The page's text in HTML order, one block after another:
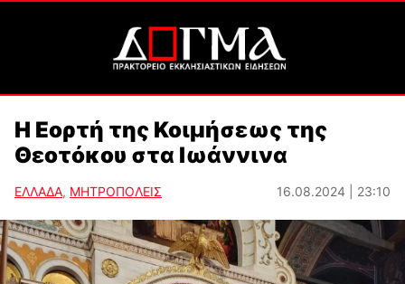
Η Εορτή της Κοιμήσεως της
Θεοτόκου στα Ιωάννινα
ΕΛΛΑΔΑ, ΜΗΤΡΟΠΟΛΕΙΣ 16.08.2024 | 23:10